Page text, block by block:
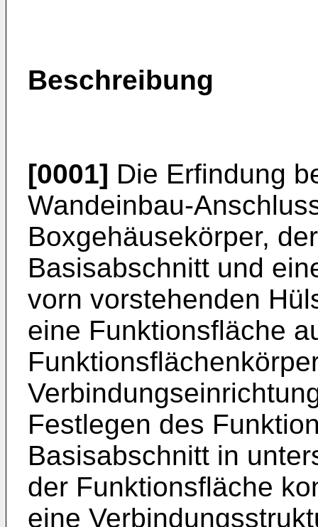
Beschreibung
[0001] Die Erfindung
Wandeinbau-
Boxgehäusekörper,
Basisabschnitt und
vorn vorstehenden
eine Funktionsfläche
Festlegen des
Basisabschnitt in
der Funktionsfläche
eine